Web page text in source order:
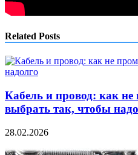
Related Posts
Кабель и провод: как не
выбрать так, чтобы
28.02.2026